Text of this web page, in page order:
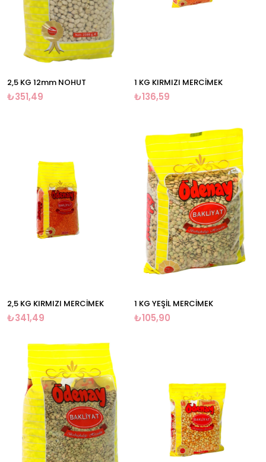
2,5 KG 12mm NOHUT
₺351,49
1 KG KIRMIZI MERCİMEK
₺136,59
2,5 KG KIRMIZI MERCİMEK
₺341,49
1 KG YEŞİL MERCİMEK
₺105,90